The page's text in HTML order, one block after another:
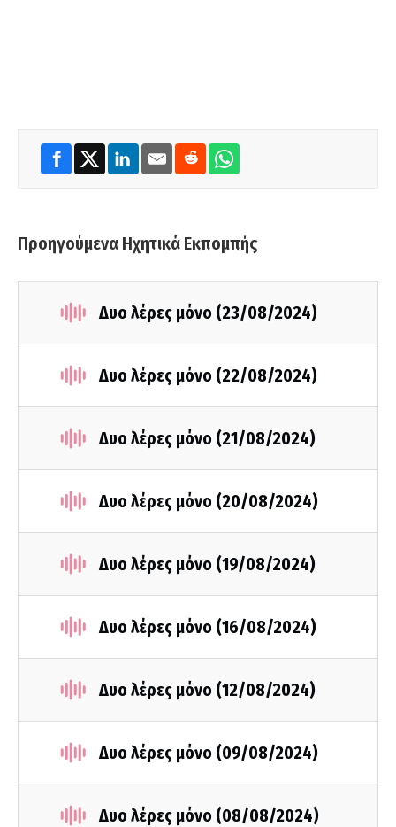
Προηγούμενα Ηχητικά Εκπομπής
Δυο λέρες μόνο (23/08/2024)
Δυο λέρες μόνο (22/08/2024)
Δυο λέρες μόνο (21/08/2024)
Δυο λέρες μόνο (20/08/2024)
Δυο λέρες μόνο (19/08/2024)
Δυο λέρες μόνο (16/08/2024)
Δυο λέρες μόνο (12/08/2024)
Δυο λέρες μόνο (09/08/2024)
Δυο λέρες μόνο (08/08/2024)